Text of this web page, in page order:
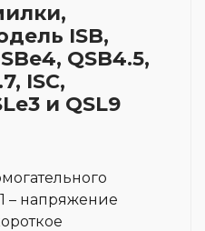
ISB,
QSB4.5,
ISC,
и QSL9
– напряжение